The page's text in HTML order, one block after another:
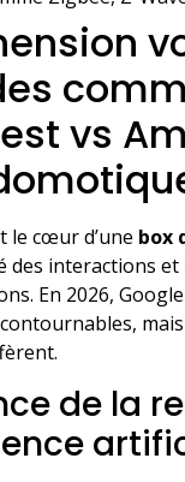
vs
le cœur d’une box
des interactions et
En 2026,
de la